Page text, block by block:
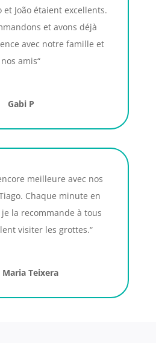
et João étaient excellents.
et avons déjà
avec notre famille et
nos amis“
Gabi P
meilleure avec nos
Chaque minute en
la recommande à tous
visiter les grottes.“
Maria Teixera